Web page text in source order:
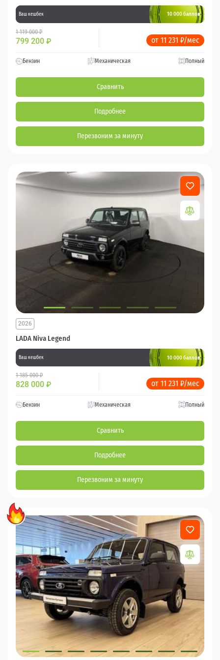
Ваш кешбек 10 000 баллов
1 119 000 ₽
799 200 ₽ от 11 231 ₽/мес
Бензин Механическая Полный
Сравнить
Подробнее
Перезвоним за минуту
LADA Niva Legend
2026
Ваш кешбек 10 000 баллов
1 185 000 ₽
828 000 ₽ от 11 231 ₽/мес
Бензин Механическая Полный
Сравнить
Подробнее
Перезвоним за минуту